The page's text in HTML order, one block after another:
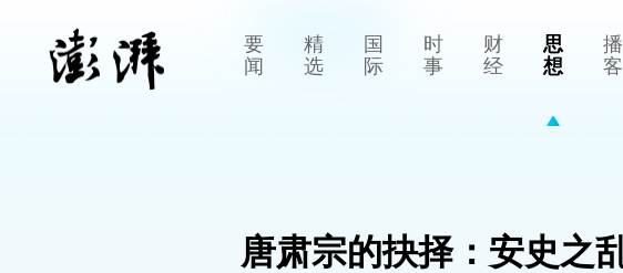
要
闻
精
选
国
际
时
事
财
经
思
想
播
客
唐肃宗的抉择：安史之